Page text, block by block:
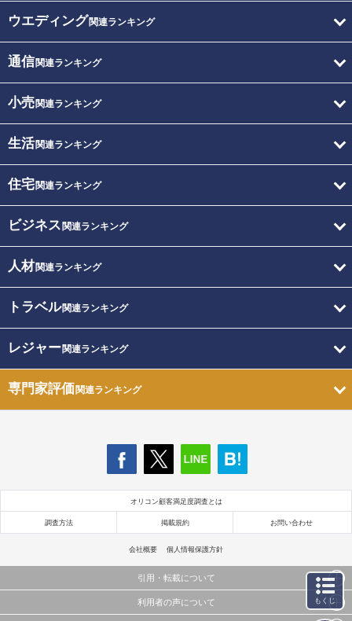
ウエディング関連ランキング
通信関連ランキング
小売関連ランキング
生活関連ランキング
住宅関連ランキング
ビジネス 関連ランキング
人材関連ランキング
トラベル関連ランキング
レジャー関連ランキング
専門家評価関連ランキング
オリコン顧客満足度調査とは
調査方法 掲載規約 お問い合わせ
会社概要 個人情報保護方針
引用・転載について
当サイトで公開されている情報（文字、写真、イラスト、画像データ等）及びこれらの配置・
利用者の声について もくじ